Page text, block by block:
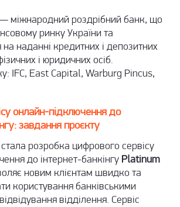
міжнародний роздрібний банк, що
ринку України та
на наданні кредитних і депозитних
і юридичних осіб.
IFC, East Capital, Warburg Pincus,
онлайн-підключення до
завдання проєкту
розробка цифрового сервісу
до інтернет-банкінгу Platinum
новим клієнтам швидко та
користування банківськими
відділення. Сервіс